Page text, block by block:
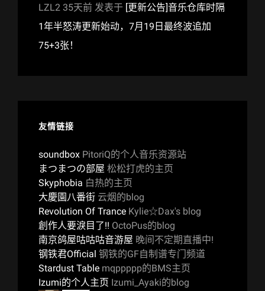
LZL2 35天前 发表于 [更新公告]音乐仓库时隔
1年半怒涛更新始动，7月19日最终波追加
75+3张！
友情链接
soundbox PitoriQ的个人音乐资源站
まつまつの部屋 松松打虎的主页
Skyphobia 白热的主页
大慶園八番街 云烟的blog
Revolution Of Trance Kylie☆Dax's blog
創作人要淚目了!! OctoPus的blog
南京鸽屋咕咕咕音游屋 晚间不定期直播中!
钢铁君Official 钢铁的GF自制谱专门频道
Stardust Table mqppppp的BMS主页
Izumi的个人主页 Izumi_Ayaki的blog